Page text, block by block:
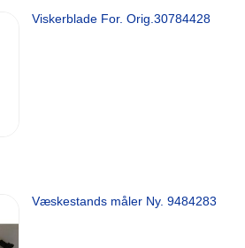
Viskerblade For. Orig.30784428
Væskestands måler Ny. 9484283